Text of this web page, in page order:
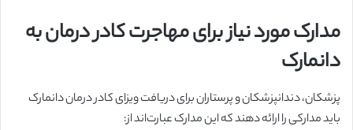
مدارک مورد نیاز برای مهاجرت کادر درمان به
دانمارک
پزشکان، دندانپزشکان و پرستاران برای دریافت ویزای کادر درمان دانمارک
باید مدارکی را ارائه دهند که این مدارک عبارت‌اند از: